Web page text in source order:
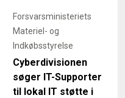
Forsvarsministeriets
Materiel- og
Indkøbsstyrelse
Cyberdivisionen
søger IT-Supporter
til lokal IT støtte i